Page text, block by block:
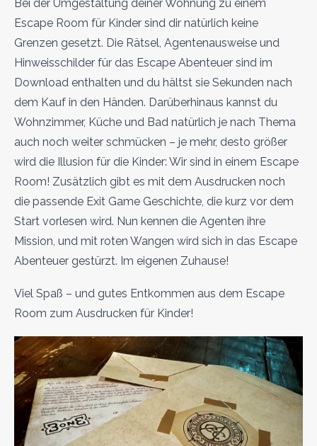
Bei der Umgestaltung deiner Wohnung zu einem
Escape Room für Kinder sind dir natürlich keine
Grenzen gesetzt. Die Rätsel, Agentenausweise und
Hinweisschilder für das Escape Abenteuer sind im
Download enthalten und du hältst sie Sekunden nach
dem Kauf in den Händen. Darüberhinaus kannst du
Wohnzimmer, Küche und Bad natürlich je nach Thema
auch noch weiter schmücken – je mehr, desto größer
wird die Illusion für die Kinder: Wir sind in einem Escape
Room! Zusätzlich gibt es mit dem Ausdrucken noch
die passende Exit Game Geschichte, die kurz vor dem
Start vorlesen wird. Nun kennen die Agenten ihre
Mission, und mit roten Wangen wird sich in das Escape
Abenteuer gestürzt. Im eigenen Zuhause!
Viel Spaß – und gutes Entkommen aus dem Escape
Room zum Ausdrucken für Kinder!